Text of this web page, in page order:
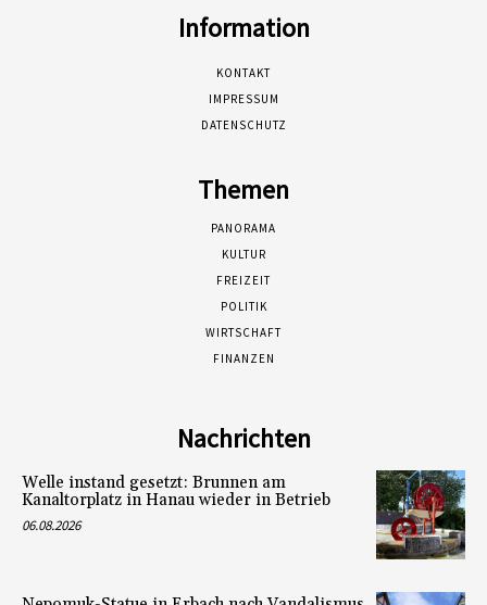
Information
KONTAKT
IMPRESSUM
DATENSCHUTZ
Themen
PANORAMA
KULTUR
FREIZEIT
POLITIK
WIRTSCHAFT
FINANZEN
Nachrichten
Welle instand gesetzt: Brunnen am
Kanaltorplatz in Hanau wieder in Betrieb
06.08.2026